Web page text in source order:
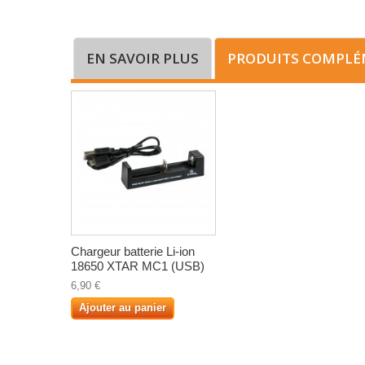
EN SAVOIR PLUS PRODUITS
Chargeur batterie Li-ion
18650 XTAR MC1 (USB)
6,90 €
Ajouter au panier